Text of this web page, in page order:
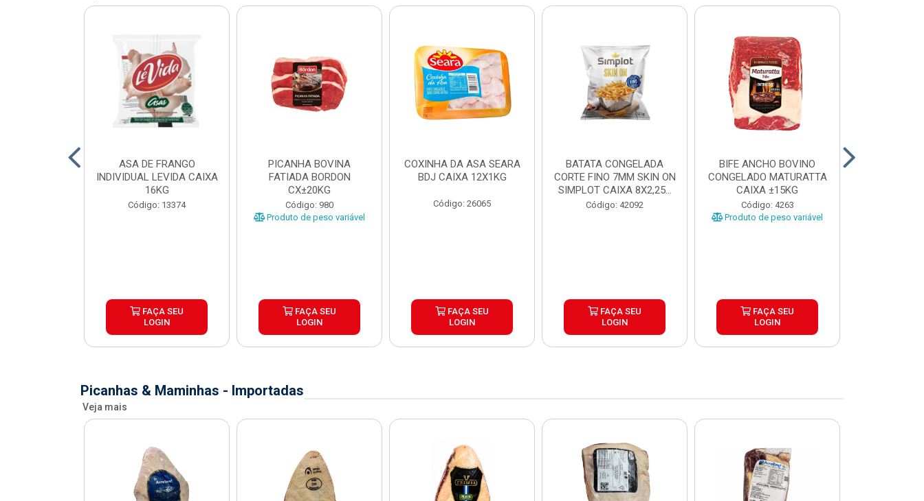
ASA DE FRANGO
INDIVIDUAL LEVIDA CAIXA
16KG
Código: 13374
FAÇA SEU
LOGIN
PICANHA BOVINA
FATIADA BORDON
CX±20KG
Código: 980
Produto de peso variável
FAÇA SEU
LOGIN
COXINHA DA ASA SEARA
BDJ CAIXA 12X1KG
Código: 26065
FAÇA SEU
LOGIN
BATATA CONGELADA
CORTE FINO 7MM SKIN ON
SIMPLOT CAIXA 8X2,25...
Código: 42092
FAÇA SEU
LOGIN
BIFE ANCHO BOVINO
CONGELADO MATURATTA
CAIXA ±15KG
Código: 4263
Produto de peso variável
FAÇA SEU
LOGIN
Picanhas & Maminhas - Importadas
Veja mais